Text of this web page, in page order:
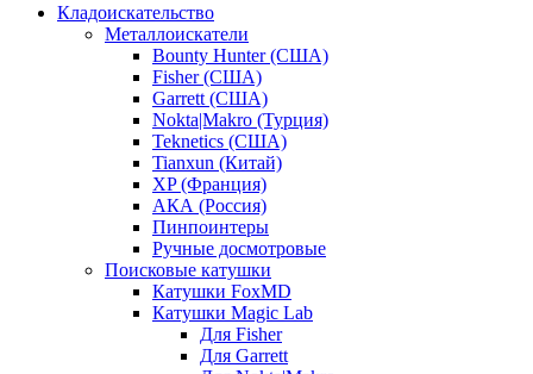
Кладоискательство
Металлоискатели
Bounty Hunter (США)
Fisher (США)
Garrett (США)
Nokta|Makro (Турция)
Teknetics (США)
Tianxun (Китай)
XP (Франция)
АКА (Россия)
Пинпоинтеры
Ручные досмотровые
Поисковые катушки
Катушки FoxMD
Катушки Magic Lab
Для Fisher
Для Garrett